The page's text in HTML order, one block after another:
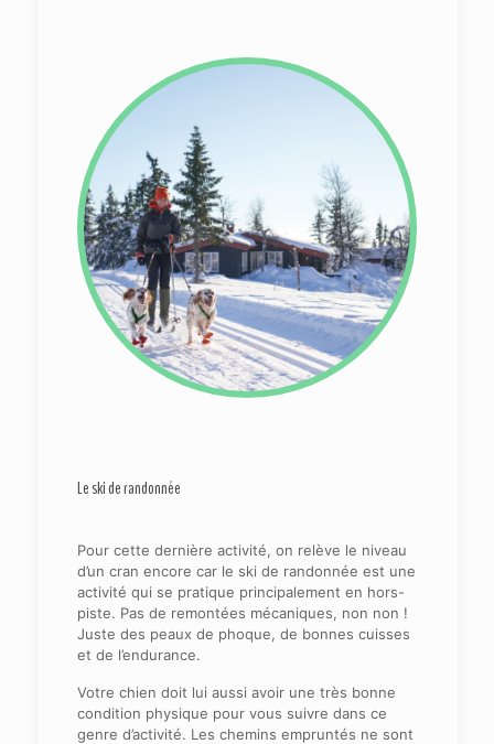
Le ski de randonnée
Pour cette dernière activité, on relève le niveau
d’un cran encore car le ski de randonnée est une
activité qui se pratique principalement en hors-
piste. Pas de remontées mécaniques, non non !
Juste des peaux de phoque, de bonnes cuisses
et de l’endurance.
Votre chien doit lui aussi avoir une très bonne
condition physique pour vous suivre dans ce
genre d’activité. Les chemins empruntés ne sont